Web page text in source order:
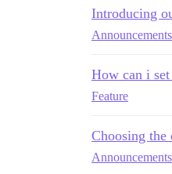
Introducing
Announcements
How can i
Feature
Choosing
Announcements